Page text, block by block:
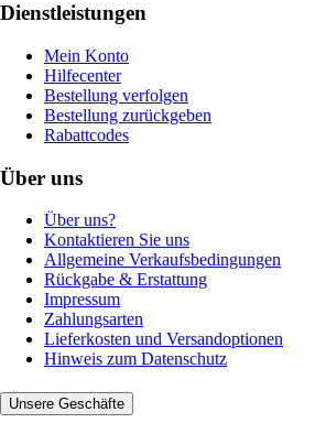
Dienstleistungen
Mein Konto
Hilfecenter
Bestellung verfolgen
Bestellung zurückgeben
Rabattcodes
Über uns
Über uns?
Kontaktieren Sie uns
Allgemeine Verkaufsbedingungen
Rückgabe & Erstattung
Impressum
Zahlungsarten
Lieferkosten und Versandoptionen
Hinweis zum Datenschutz
Unsere Geschäfte